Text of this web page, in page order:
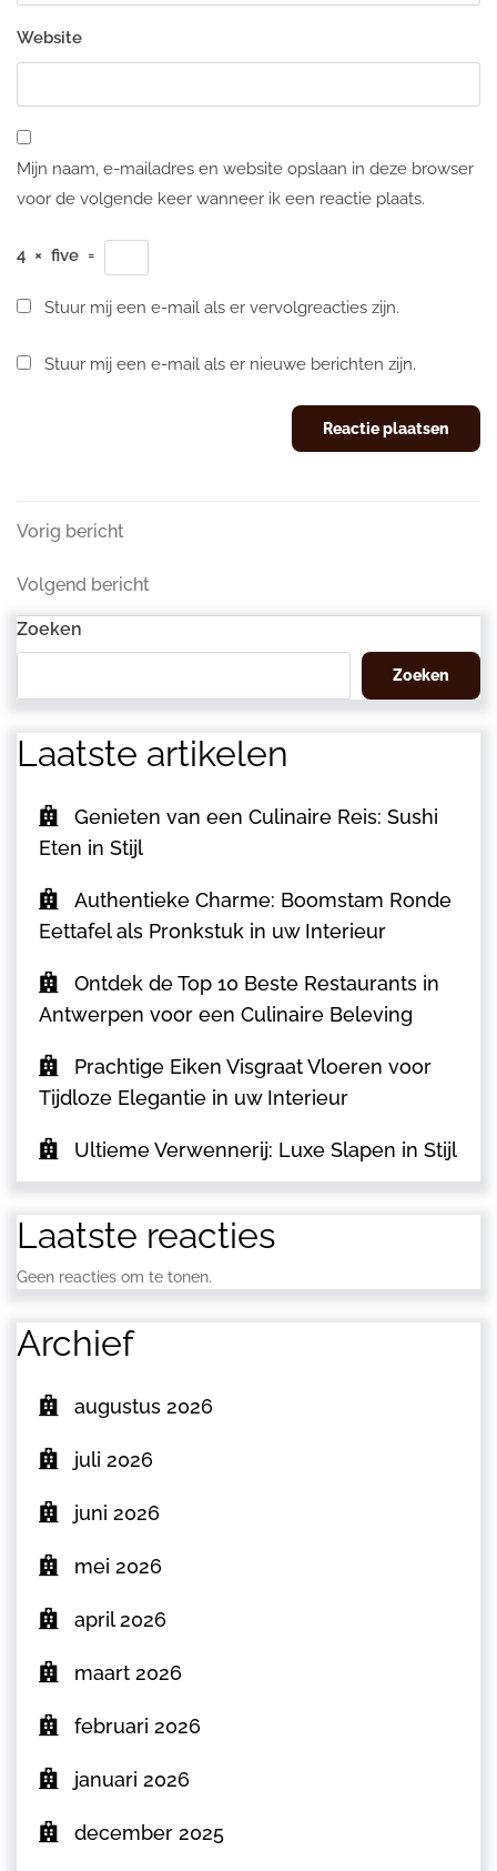
Website
Mijn naam, e-mailadres en website opslaan in deze browser
voor de volgende keer wanneer ik een reactie plaats.
4 × five =
Stuur mij een e-mail als er vervolgreacties zijn.
Stuur mij een e-mail als er nieuwe berichten zijn.
Berichtnavigatie
Vorig
Vorig bericht
Volgend
bericht
Volgend bericht
Zoeken
Zoeken
Laatste artikelen
Genieten van een Culinaire Reis: Sushi
Eten in Stijl
Authentieke Charme: Boomstam Ronde
Eettafel als Pronkstuk in uw Interieur
Ontdek de Top 10 Beste Restaurants in
Antwerpen voor een Culinaire Beleving
Prachtige Eiken Visgraat Vloeren voor
Tijdloze Elegantie in uw Interieur
Ultieme Verwennerij: Luxe Slapen in Stijl
Laatste reacties
Geen reacties om te tonen.
Archief
augustus 2026
juli 2026
juni 2026
mei 2026
april 2026
maart 2026
februari 2026
januari 2026
december 2025